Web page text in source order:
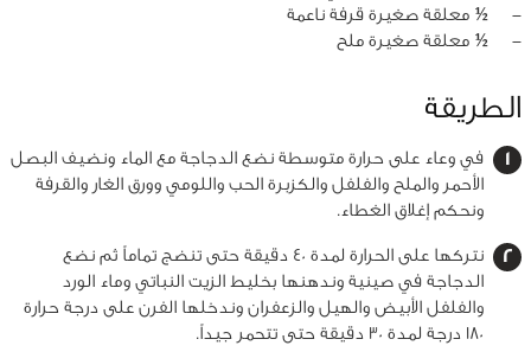
‏-
½ معلقة صغيرة قرفة ناعمة
‏-
½ معلقة صغيرة ملح
الطريقة
في وعاء على حرارة متوسطة نضع الدجاجة مع الماء ونضيف البصل
الأحمر والملح والفلفل والكزبرة الحب واللومي وورق الغار والقرفة
ونحكم إغلاق الغطاء.
نتركها على الحرارة لمدة 40 دقيقة حتى تنضج تماماً ثم نضع
الدجاجة في صينية وندهنها بخليط الزيت النباتي وماء الورد
والفلفل الأبيض والهيل والزعفران وندخلها الفرن على درجة حرارة
180 درجة لمدة 30 دقيقة حتى تتحمر جيداً.